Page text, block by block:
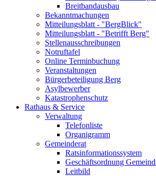
Breitbandausbau
Bekanntmachungen
Mitteilungsblatt - "BergBlick"
Mitteilungsblatt - "Betrifft Berg"
Stellenausschreibungen
Notruftafel
Online Terminbuchung
Veranstaltungen
Bürgerbeteiligung Berg
Asylbewerber
Katastrophenschutz
Rathaus & Service
Verwaltung
Telefonliste
Organigramm
Gemeinderat
Ratsinformationssystem
Geschäftsordnung
Leitbild